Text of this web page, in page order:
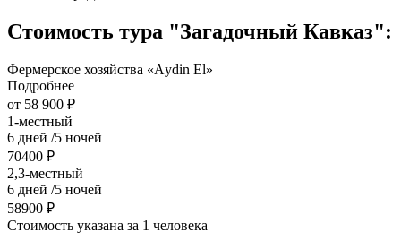
Стоимость тура "Загадочный Кавказ":
Фермерское хозяйства «Aуdin El»
Подробнее
от 58 900 ₽
1-местный
6 дней /5 ночей
70400 ₽
2,3-местный
6 дней /5 ночей
58900 ₽
Стоимость указана за 1 человека